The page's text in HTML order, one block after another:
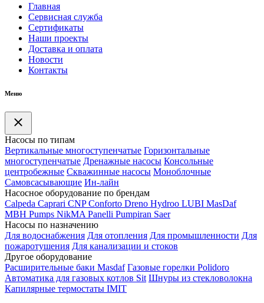
Главная
Сервисная служба
Сертификаты
Наши проекты
Доставка и оплата
Новости
Контакты
Меню
Насосы по типам
Вертикальные многоступенчатые Горизонтальные
многоступенчатые Дренажные насосы Консольные
центробежные Скважинные насосы Моноблочные
Самовсасывающие Ин-лайн
Насосное оборудование по брендам
Calpeda Caprari CNP Conforto Dreno Hydroo LUBI MasDaf
MBH Pumps NikMA Panelli Pumpiran Saer
Насосы по назначению
Для водоснабжения Для отопления Для промышленности Для
пожаротушения Для канализации и стоков
Другое оборудование
Расширительные баки Masdaf Газовые горелки Polidoro
Автоматика для газовых котлов Sit Шнуры из стекловолокна
Капилярные термостаты IMIT